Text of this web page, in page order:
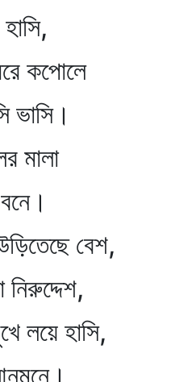
কপোলে
মালা
বেশ,
লয়ে হাসি,